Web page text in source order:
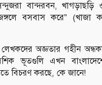
বান্দরবন, খাগড়াছড়ি ও
বসবাস করে” (খাজা
লেখকদের অজ্ঞতার গহীন
ভূতগুলি এখন
বিচরণ করছে, কে জানে!